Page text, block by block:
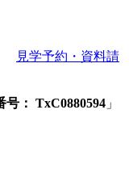
見学予約・資料請
号： TxC0880594 」